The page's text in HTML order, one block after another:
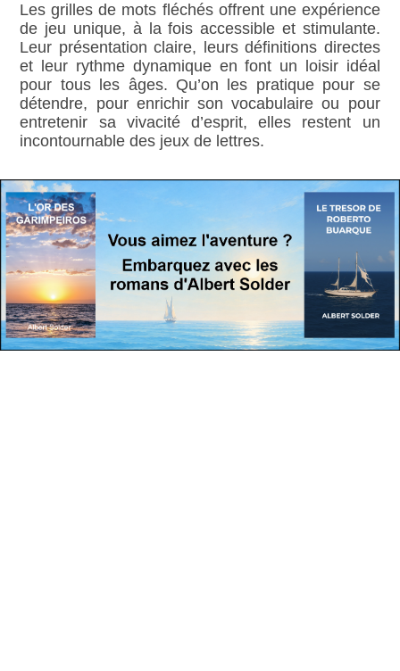
Les grilles de mots fléchés offrent une expérience
de jeu unique, à la fois accessible et stimulante.
Leur présentation claire, leurs définitions directes
et leur rythme dynamique en font un loisir idéal
pour tous les âges. Qu’on les pratique pour se
détendre, pour enrichir son vocabulaire ou pour
entretenir sa vivacité d’esprit, elles restent un
incontournable des jeux de lettres.